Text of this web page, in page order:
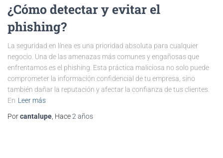
¿Cómo detectar y evitar el
phishing?
La seguridad en línea es una prioridad absoluta para cualquier
negocio. Una de las amenazas más comunes y engañosas que
enfrentamos es el phishing. Esta práctica maliciosa no solo puede
comprometer la información confidencial de tu empresa, sino
también dañar la reputación y afectar la confianza de tus clientes.
En Leer más
Porcantalupe , Hace2 años